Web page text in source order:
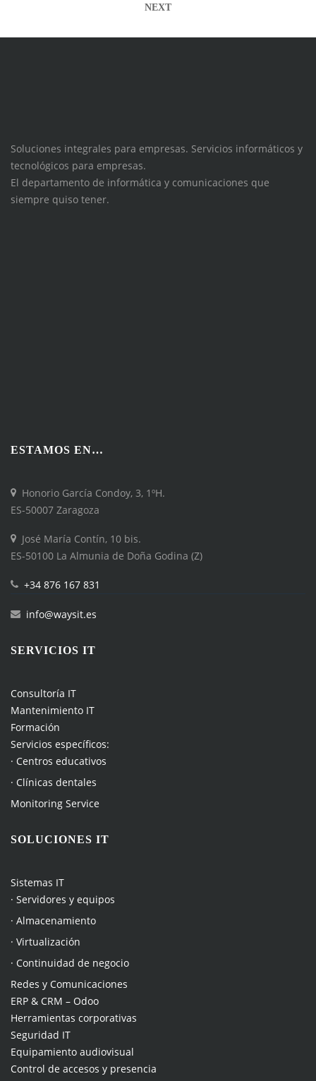
NEXT
Soluciones integrales para empresas. Servicios informáticos y
tecnológicos para empresas.
El departamento de informática y comunicaciones que
siempre quiso tener.
ESTAMOS EN…
Honorio García Condoy, 3, 1ºH.
ES-50007 Zaragoza
José María Contín, 10 bis.
ES-50100 La Almunia de Doña Godina (Z)
+34 876 167 831
info@waysit.es
SERVICIOS IT
Consultoría IT
Mantenimiento IT
Formación
Servicios específicos:
· Centros educativos
· Clínicas dentales
Monitoring Service
SOLUCIONES IT
Sistemas IT
· Servidores y equipos
· Almacenamiento
· Virtualización
· Continuidad de negocio
Redes y Comunicaciones
ERP & CRM – Odoo
Herramientas corporativas
Seguridad IT
Equipamiento audiovisual
Control de accesos y presencia